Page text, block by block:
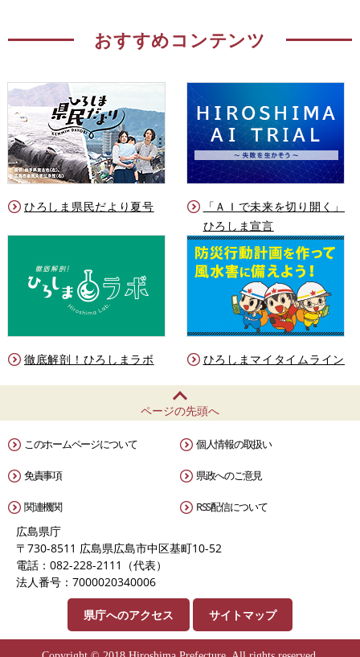
おすすめコンテンツ
ひろしま県民だより夏号
「ＡＩで未来を切り開く」
ひろしま宣言
徹底解剖！ひろしまラボ ひろしまマイタイムライン
ページの先頭へ
このホームページについて 個人情報の取扱い
免責事項 県政へのご意見
関連機関 RSS配信について
広島県庁
〒730-8511 広島県広島市中区基町10-52
電話：082-228-2111（代表）
法人番号：7000020340006
県庁へのアクセス サイトマップ